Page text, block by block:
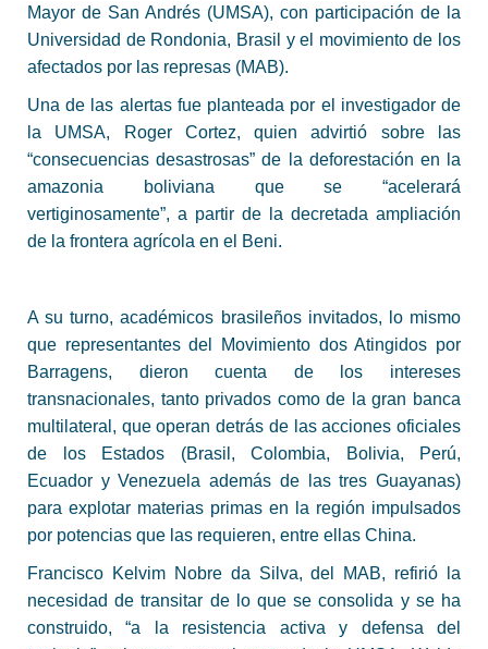
Mayor de San Andrés (UMSA), con participación de la
Universidad de Rondonia, Brasil y el movimiento de los
afectados por las represas (MAB).
Una de las alertas fue planteada por el investigador de
la UMSA, Roger Cortez, quien advirtió sobre las
“consecuencias desastrosas” de la deforestación en la
amazonia boliviana que se “acelerará
vertiginosamente”, a partir de la decretada ampliación
de la frontera agrícola en el Beni.
A su turno, académicos brasileños invitados, lo mismo
que representantes del Movimiento dos Atingidos por
Barragens, dieron cuenta de los intereses
transnacionales, tanto privados como de la gran banca
multilateral, que operan detrás de las acciones oficiales
de los Estados (Brasil, Colombia, Bolivia, Perú,
Ecuador y Venezuela además de las tres Guayanas)
para explotar materias primas en la región impulsados
por potencias que las requieren, entre ellas China.
Francisco Kelvim Nobre da Silva, del MAB, refirió la
necesidad de transitar de lo que se consolida y se ha
construido, “a la resistencia activa y defensa del